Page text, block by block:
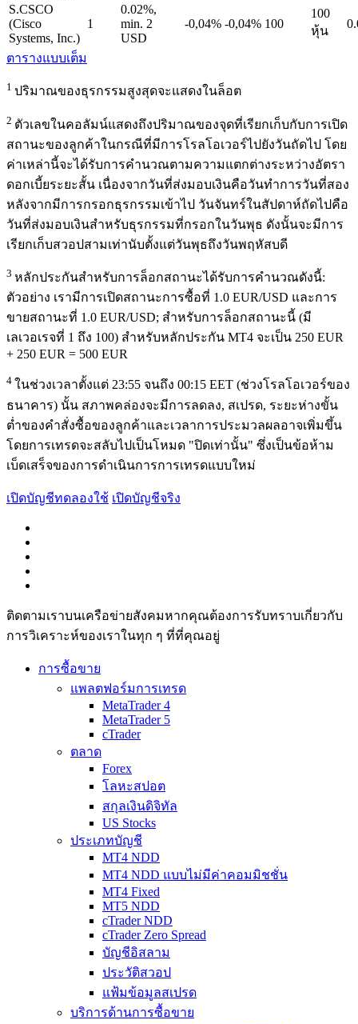
S.CSCO
(Cisco
Systems, Inc.)
1
0.02%,
min. 2
USD
-0,04% -0,04% 100
100
หุ้น
ตารางแบบเต็ม
1 ปริมาณของธุรกรรมสูงสุดจะแสดงในล็อต
2 ตัวเลขในคอลัมน์แสดงถึงปริมาณของจุดที่เรียกเก็บกับการเปิด
สถานะของลูกค้าในกรณีที่มีการโรลโอเวอร์ไปยังวันถัดไป โดย
ค่าเหล่านี้จะได้รับการคำนวณตามความแตกต่างระหว่างอัตรา
ดอกเบี้ยระยะสั้น เนื่องจากวันที่ส่งมอบเงินคือวันทำการวันที่สอง
หลังจากมีการกรอกธุรกรรมเข้าไป วันจันทร์ในสัปดาห์ถัดไปคือ
วันที่ส่งมอบเงินสำหรับธุรกรรมที่กรอกในวันพุธ ดังนั้นจะมีการ
เรียกเก็บสวอปสามเท่านับตั้งแต่วันพุธถึงวันพฤหัสบดี
3 หลักประกันสำหรับการล็อกสถานะได้รับการคำนวณดังนี้:
ตัวอย่าง เรามีการเปิดสถานะการซื้อที่ 1.0 EUR/USD และการ
ขายสถานะที่ 1.0 EUR/USD; สำหรับการล็อกสถานะนี้ (มี
เลเวอเรจที่ 1 ถึง 100) สำหรับหลักประกัน MT4 จะเป็น 250 EUR
+ 250 EUR = 500 EUR
4 ในช่วงเวลาตั้งแต่ 23:55 จนถึง 00:15 EET (ช่วงโรลโอเวอร์ของ
ธนาคาร) นั้น สภาพคล่องจะมีการลดลง, สเปรด, ระยะห่างขั้น
ต่ำของคำสั่งซื้อของลูกค้าและเวลาการประมวลผลอาจเพิ่มขึ้น
โดยการเทรดจะสลับไปเป็นโหมด "ปิดเท่านั้น" ซึ่งเป็นข้อห้าม
เบ็ดเสร็จของการดำเนินการการเทรดแบบใหม่
เปิดบัญชีทดลองใช้ เปิดบัญชีจริง
ติดตามเราบนเครือข่ายสังคมหากคุณต้องการรับทราบเกี่ยวกับ
การวิเ­คราะห์ของเราในทุก ๆ ที่ที่คุณอยู่
การซื้อขาย
แพลตฟอร์มการเทรด
MetaTrader 4
MetaTrader 5
cTrader
ตลาด
Forex
โลหะสปอต
สกุลเงินดิจิทัล
US Stocks
ประเภทบัญชี
MT4 NDD
MT4 NDD แบบไม่มีค่าคอมมิชชั่น
MT4 Fixed
MT5 NDD
cTrader NDD
cTrader Zero Spread
บัญชีอิสลาม
ประวัติสวอป
แฟ้มข้อมูลสเปรด
บริการด้านการซื้อขาย